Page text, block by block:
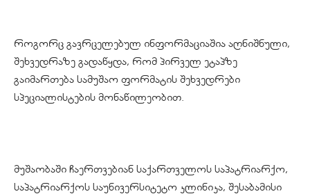
როგორც გავრცელებულ ინფორმაციაშია აღნიშნული,
შეხვედრაზე გადაწყდა, რომ პირველ ეტაპზე
გაიმართება სამუშაო ფორმატის შეხვედრები
სპეციალისტების მონაწილეობით.
მუშაობაში ჩაერთვებიან საქართველოს საპატრიარქო,
საპატრიარქოს საუნივერსიტეტო კლინიკა, შესაბამისი